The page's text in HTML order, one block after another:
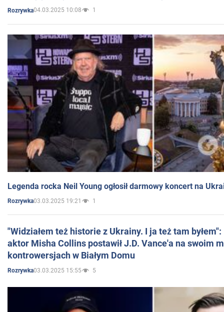
Rozrywka04.03.2025 10:08 1
Legenda rocka Neil Young ogłosił darmowy koncert na
Rozrywka03.03.2025 19:21 1
"Widziałem też historie z Ukrainy. I ja też tam
aktor Misha Collins postawił J.D. Vance'a na swoim
kontrowersjach w Białym Domu
Rozrywka03.03.2025 15:55 5